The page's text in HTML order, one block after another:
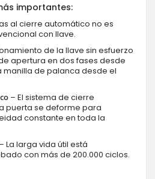
importantes:
al cierre automático no es
con llave.
de la llave sin esfuerzo
apertura en dos fases desde
manilla de palanca desde el
– El sistema de cierre
puerta se deforme para
constante en toda la
– La larga vida útil está
con más de 200.000 ciclos.